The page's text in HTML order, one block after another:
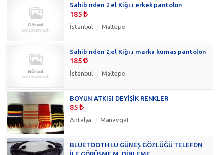
Sahibinden 2 el Kiğılı erkek pantolon
185
İstanbul Maltepe
Sahibinden 2,el Kiğılı marka kumaş pantolon
185
İstanbul Maltepe
BOYUN ATKISI DEYİŞİK RENKLER
85
Antalya Manavgat
BLUETOOTH LU GÜNEŞ GÖZLÜĞÜ TELEFON
İLE GÖRÜŞME M. DİNLEME